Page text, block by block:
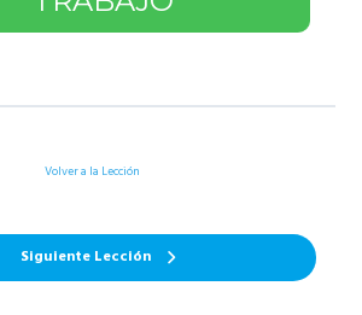
Volver a la Lección
Siguiente Lección